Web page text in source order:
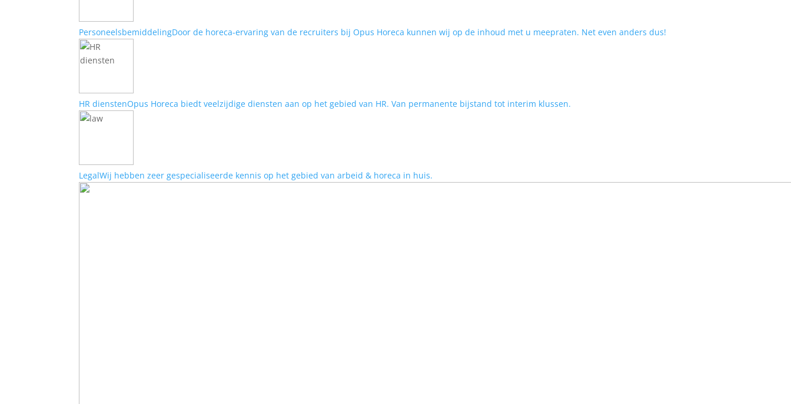
PersoneelsbemiddelingDoor de horeca-ervaring van de recruiters bij Opus Horeca kunnen wij op de inhoud met u meepraten. Net even anders dus!
HR dienstenOpus Horeca biedt veelzijdige diensten aan op het gebied van HR. Van permanente bijstand tot interim klussen.
LegalWij hebben zeer gespecialiseerde kennis op het gebied van arbeid & horeca in huis.